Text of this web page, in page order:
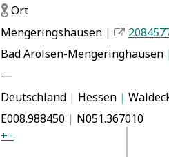
f Ort
Mengeringshausen |
Bad Arolsen-Mengeringhausen |
—
Deutschland | Hessen |
E008.988450 | N051.367010
+−